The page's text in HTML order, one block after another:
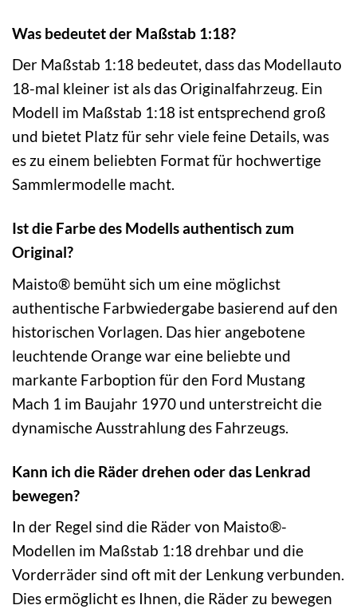
Was bedeutet der Maßstab 1:18?
Der Maßstab 1:18 bedeutet, dass das Modellauto
18-mal kleiner ist als das Originalfahrzeug. Ein
Modell im Maßstab 1:18 ist entsprechend groß
und bietet Platz für sehr viele feine Details, was
es zu einem beliebten Format für hochwertige
Sammlermodelle macht.
Ist die Farbe des Modells authentisch zum
Original?
Maisto® bemüht sich um eine möglichst
authentische Farbwiedergabe basierend auf den
historischen Vorlagen. Das hier angebotene
leuchtende Orange war eine beliebte und
markante Farboption für den Ford Mustang
Mach 1 im Baujahr 1970 und unterstreicht die
dynamische Ausstrahlung des Fahrzeugs.
Kann ich die Räder drehen oder das Lenkrad
bewegen?
In der Regel sind die Räder von Maisto®-
Modellen im Maßstab 1:18 drehbar und die
Vorderräder sind oft mit der Lenkung verbunden.
Dies ermöglicht es Ihnen, die Räder zu bewegen